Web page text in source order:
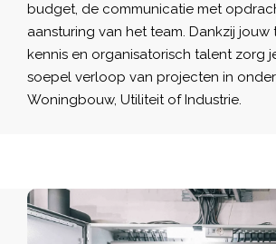
budget, de communicatie met
aansturing van het team. Dankzij jouw
kennis en organisatorisch talent zorg
soepel verloop van projecten in
Woningbouw, Utiliteit of Industrie.